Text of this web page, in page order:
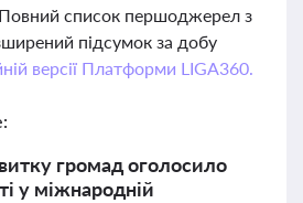
Повний список першоджерел з
підсумок за добу
версії Платформи LIGA360.
громад оголосило
у міжнародній